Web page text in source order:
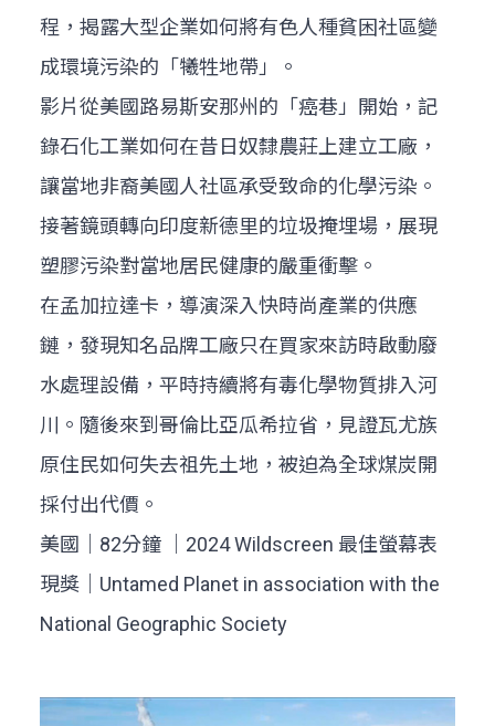
程，揭露大型企業如何將有色人種貧困社區變
成環境污染的「犧牲地帶」。
影片從美國路易斯安那州的「癌巷」開始，記
錄石化工業如何在昔日奴隸農莊上建立工廠，
讓當地非裔美國人社區承受致命的化學污染。
接著鏡頭轉向印度新德里的垃圾掩埋場，展現
塑膠污染對當地居民健康的嚴重衝擊。
在孟加拉達卡，導演深入快時尚產業的供應
鏈，發現知名品牌工廠只在買家來訪時啟動廢
水處理設備，平時持續將有毒化學物質排入河
川。隨後來到哥倫比亞瓜希拉省，見證瓦尤族
原住民如何失去祖先土地，被迫為全球煤炭開
採付出代價。
美國｜82分鐘 ｜2024 Wildscreen 最佳螢幕表
現獎｜Untamed Planet in association with the
National Geographic Society